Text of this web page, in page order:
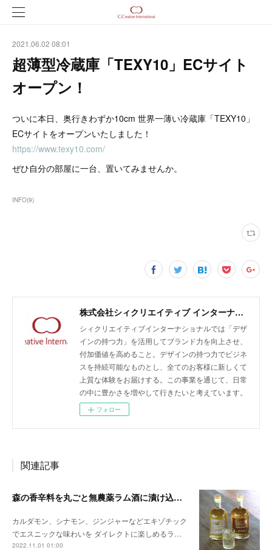
2021.06.02 08:01
超薄型冷蔵庫「TEXY10」ECサイト
オープン！
ついに本日、奥行きわずか10cm 世界一薄い冷蔵庫「TEXY10」
ECサイトをオープンいたしました！
https://www.texy10.com/
ぜひ自分の部屋に一台、置いてみませんか。
INFO(9)
株式会社シィクリエイティブ インターナショナル/無農薬クラフトラム酒LAODI、バオバブ由来のスキンケア化粧品emiiiの開発・輸入・販売、商品企画及びデザイン、販売促進、広告運用、EC支援
シィクリエイティブインターナショナルでは「デザ
インの持つ力」を活用してブランド力を向上させ、
付加価値を高めること。デザインの持つ力でビジネ
スを持続可能なものとし、全てのお客様に新しくて
上質な体験をお届けする。この事業を通じて、日常
の中に豊かさを増やして行きたいと考えています。
フォロー
関連記事
森の香辛料を丸ごと無農薬ラム酒に漬け込んだ 「本格スパイスドラムシリーズ」が新登場
カルダモン、シナモン、ジンジャーなどエキゾチック
でエスニックな味わいを ダイレクトに楽しめるラ…
2022.11.01 01:00